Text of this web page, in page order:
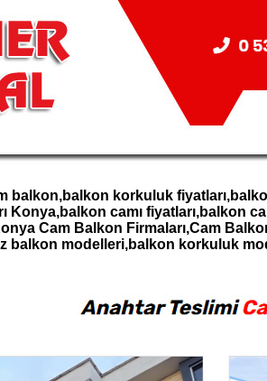
balkon,balkon korkuluk
Konya,balkon camı fiyatları,balkon
Cam Balkon Firmaları,Cam
balkon modelleri,balkon korkuluk